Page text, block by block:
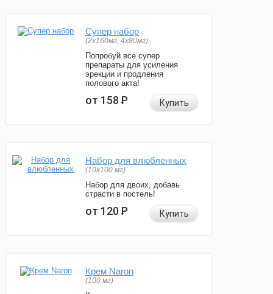
Супер набор
(2х160мг, 4х80мг)
Попробуй все супер
препараты для усиления
эрекции и продления
полового акта!
от 158Р Купить
Набор для влюбленных
(10х100 мг)
Набор для двоих, добавь
страсти в постель!
от 120Р Купить
Крем Naron
(100 мг)